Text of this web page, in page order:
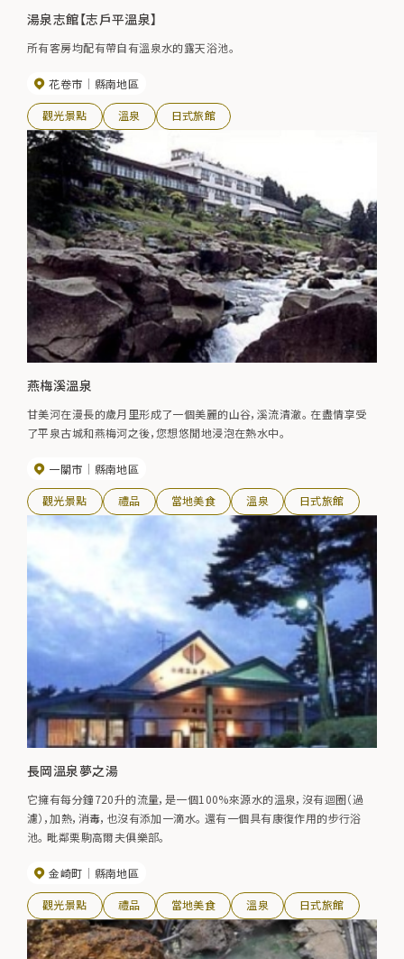
湯泉志館【志戶平溫泉】
所有客房均配有帶自有溫泉水的露天浴池。
花卷市 縣南地區
觀光景點 溫泉 日式旅館
燕梅溪溫泉
甘美河在漫長的歲月里形成了一個美麗的山谷，溪流清澈。 在盡情享受
了平泉古城和燕梅河之後，您想悠閒地浸泡在熱水中。
一關市 縣南地區
觀光景點 禮品 當地美食 溫泉 日式旅館
長岡溫泉夢之湯
它擁有每分鐘720升的流量，是一個100%來源水的溫泉，沒有迴圈（過
濾），加熱，消毒，也沒有添加一滴水。 還有一個具有康復作用的步行浴
池。 毗鄰栗駒高爾夫俱樂部。
金崎町 縣南地區
觀光景點 禮品 當地美食 溫泉 日式旅館